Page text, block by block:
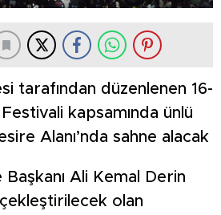
tarafından düzenlenen 16-
kapsamında ünlü
Alanı’nda sahne alacak
Başkanı Ali Kemal Derin
olan